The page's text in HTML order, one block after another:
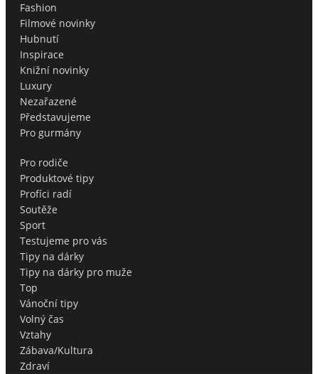
Fashion
Filmové novinky
Hubnutí
Inspirace
Knižní novinky
Luxury
Nezařazené
Představujeme
Pro gurmány
Pro rodiče
Produktové tipy
Profíci radí
Soutěže
Sport
Testujeme pro vás
Tipy na dárky
Tipy na dárky pro muže
Top
Vánoční tipy
Volný čas
Vztahy
Zábava/Kultura
Zdraví